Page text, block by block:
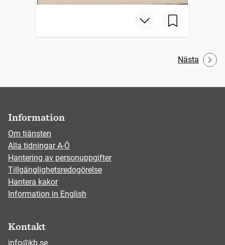
Nästa
Information
Om tjänsten
Alla tidningar A-Ö
Hantering av personuppgifter
Tillgänglighetsredogörelse
Hantera kakor
Information in English
Kontakt
info@kb.se